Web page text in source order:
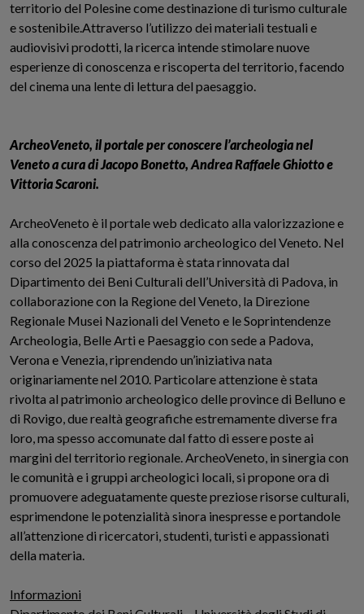
territorio del Polesine come destinazione di turismo culturale
e sostenibile.Attraverso l’utilizzo dei materiali testuali e
audiovisivi prodotti, la ricerca intende stimolare nuove
esperienze di conoscenza e riscoperta del territorio, facendo
del cinema una lente di lettura del paesaggio.
ArcheoVeneto, il portale per conoscere l’archeologia nel
Veneto a cura di Jacopo Bonetto, Andrea Raffaele Ghiotto e
Vittoria Scaroni.
ArcheoVeneto è il portale web dedicato alla valorizzazione e
alla conoscenza del patrimonio archeologico del Veneto. Nel
corso del 2025 la piattaforma è stata rinnovata dal
Dipartimento dei Beni Culturali dell’Università di Padova, in
collaborazione con la Regione del Veneto, la Direzione
Regionale Musei Nazionali del Veneto e le Soprintendenze
Archeologia, Belle Arti e Paesaggio con sede a Padova,
Verona e Venezia, riprendendo un’iniziativa nata
originariamente nel 2010. Particolare attenzione è stata
rivolta al patrimonio archeologico delle province di Belluno e
di Rovigo, due realtà geografiche estremamente diverse fra
loro, ma spesso accomunate dal fatto di essere poste ai
margini del territorio regionale. ArcheoVeneto, in sinergia con
le comunità e i gruppi archeologici locali, si propone ora di
promuovere adeguatamente queste preziose risorse culturali,
esprimendone le potenzialità sinora inespresse e portandole
all’attenzione di ricercatori, studenti, turisti e appassionati
della materia.
Informazioni